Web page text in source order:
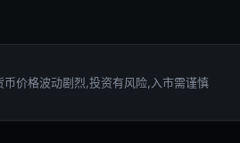
价格波动剧烈,投资有风险,入市需谨慎